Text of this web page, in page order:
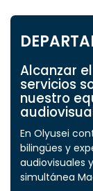
Alcanzar
servicios
nuestro
En Olyusei
bilingües y
audiovisuales
simultánea